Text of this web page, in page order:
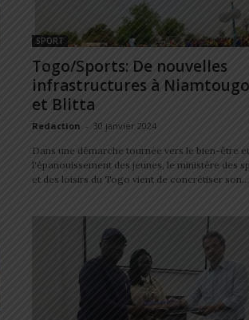
SPORT
Togo/Sports: De nouvelles
infrastructures à
et Blitta
Redaction - 30 janvier 2024
Dans une démarche tournée vers le bien-être et
l'épanouissement des jeunes, le ministère des
et des loisirs du Togo vient de concrétiser son...